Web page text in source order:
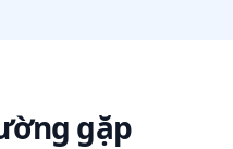
gặp